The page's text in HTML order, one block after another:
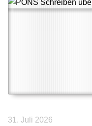
31. Juli 2026